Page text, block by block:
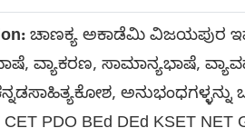
ಚಾಣಕ್ಯ ಅಕಾಡೆಮಿ ವಿಜಯಪುರ
ವ್ಯಾಕರಣ, ಸಾಮಾನ್ಯಭಾಷೆ,